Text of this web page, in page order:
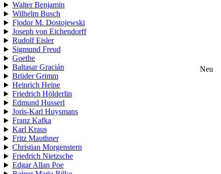
Walter Benjamin
Wilhelm Busch
Fjodor M. Dostojewski
Joseph von Eichendorff
Rudolf Eisler
Sigmund Freud
Goethe
Baltasar Gracián
Neu
Brüder Grimm
Heinrich Heine
Friedrich Hölderlin
Edmund Husserl
Joris-Karl Huysmans
Franz Kafka
Karl Kraus
Fritz Mauthner
Christian Morgenstern
Friedrich Nietzsche
Edgar Allan Poe